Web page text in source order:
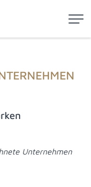
Unternehmen